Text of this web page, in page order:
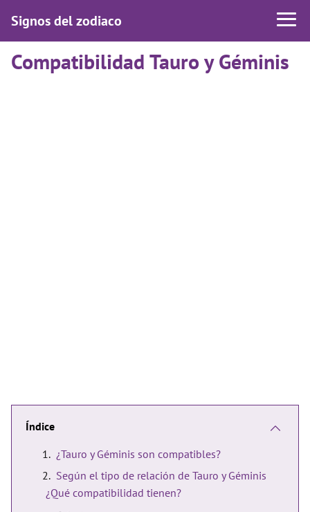
Signos del zodiaco
Compatibilidad Tauro y Géminis
Índice
¿Tauro y Géminis son compatibles?
Según el tipo de relación de Tauro y Géminis
¿Qué compatibilidad tienen?